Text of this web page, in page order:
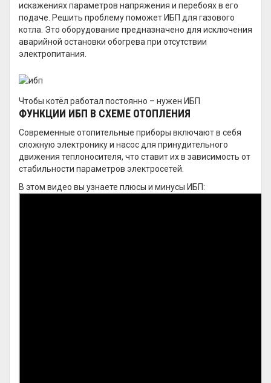
искажениях параметров напряжения и перебоях в его
подаче. Решить проблему поможет ИБП для газового
котла. Это оборудование предназначено для исключения
аварийной остановки обогрева при отсутствии
электропитания.
Чтобы котёл работал постоянно – нужен ИБП
ФУНКЦИИ ИБП В СХЕМЕ ОТОПЛЕНИЯ
Современные отопительные приборы включают в себя
сложную электронику и насос для принудительного
движения теплоносителя, что ставит их в зависимость от
стабильности параметров электросетей.
В этом видео вы узнаете плюсы и минусы ИБП: